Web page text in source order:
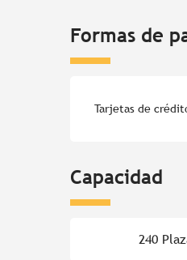
Formas de
Tarjetas de
Capacidad
240